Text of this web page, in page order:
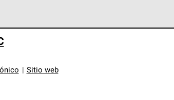
estrictos de profesionalismo y confiabilidad.
Sitio web